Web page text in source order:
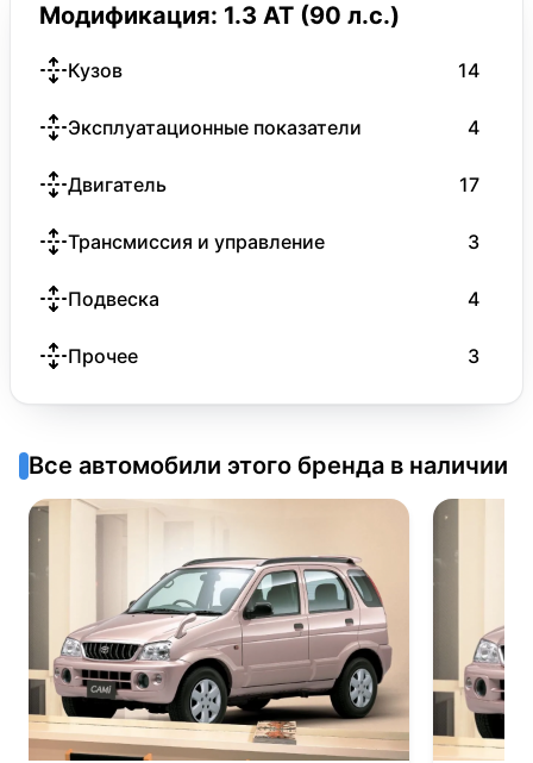
Модификация: 1.3 AT (90 л.с.)
Кузов 14
Эксплуатационные показатели 4
Двигатель 17
Трансмиссия и управление 3
Подвеска 4
Прочее 3
Все автомобили этого бренда в наличии